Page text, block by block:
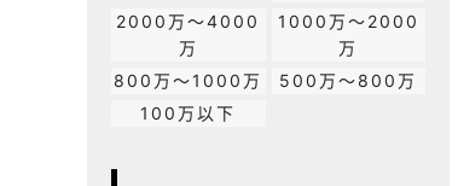
2000万～4000
万
1000万～2000
万
800万～1000万
500万～800万
100万以下